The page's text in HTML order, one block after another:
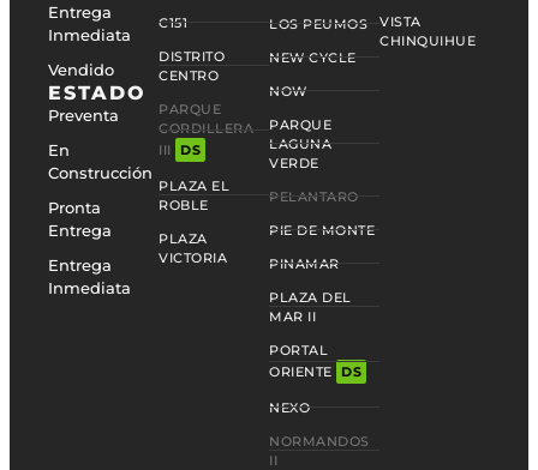
Entrega
Inmediata
Vendido
ESTADO
Preventa
En
Construcción
Pronta
Entrega
Entrega
Inmediata
C151
DISTRITO
CENTRO
PARQUE
CORDILLERA
III
DS
PLAZA EL
ROBLE
PLAZA
VICTORIA
LOS PEUMOS
NEW CYCLE
NOW
PARQUE
LAGUNA
VERDE
PELANTARO
PIE DE MONTE
PINAMAR
PLAZA DEL
MAR II
PORTAL
ORIENTE
DS
NEXO
NORMANDOS
II
VISTA
CHINQUIHUE